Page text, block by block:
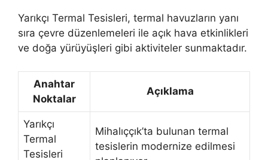
Yarıkçı Termal Tesisleri, termal havuzların yanı
sıra çevre düzenlemeleri ile açık hava etkinlikleri
ve doğa yürüyüşleri gibi aktiviteler sunmaktadır.
Anahtar
Noktalar
Açıklama
Yarıkçı
Termal
Tesisleri
Mihalıççık’ta bulunan termal
tesislerin modernize edilmesi